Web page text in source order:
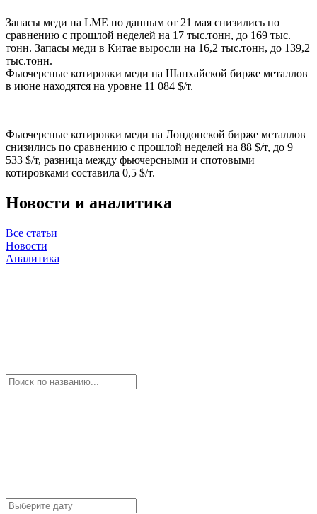
Запасы меди на LME по данным от 21 мая снизились по
сравнению с прошлой неделей на 17 тыс.тонн, до 169 тыс.
тонн. Запасы меди в Китае выросли на 16,2 тыс.тонн, до 139,2
тыс.тонн.
Фьючерсные котировки меди на Шанхайской бирже металлов
в июне находятся на уровне 11 084 $/т.
Фьючерсные котировки меди на Лондонской бирже металлов
снизились по сравнению с прошлой неделей на 88 $/т, до 9
533 $/т, разница между фьючерсными и спотовыми
котировками составила 0,5 $/т.
Новости и аналитика
Все статьи
Новости
Аналитика